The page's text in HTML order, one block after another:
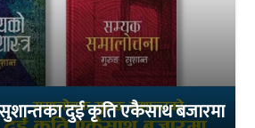
दुई कृति एकैसाथ बजारमा